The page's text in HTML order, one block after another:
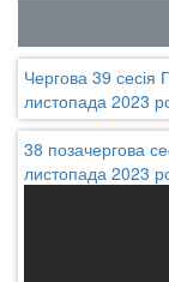
Чергова 39 сесія
листопада 2023
38 позачергова
листопада 2023